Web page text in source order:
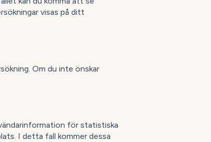
visas på ditt
Om du inte önskar
för statistiska
I detta fall kommer dessa